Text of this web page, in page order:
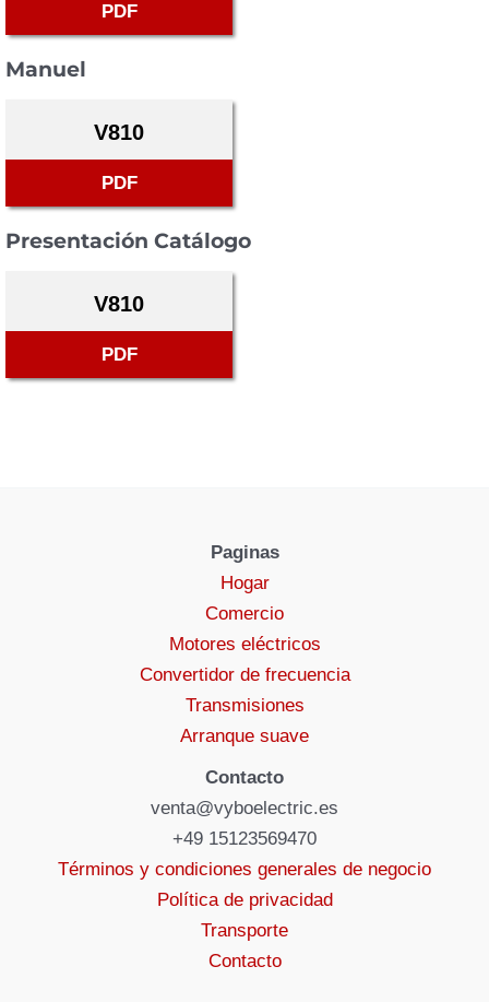
PDF
Manuel
V810
PDF
Presentación Catálogo
V810
PDF
Paginas
Hogar
Comercio
Motores eléctricos
Convertidor de frecuencia
Transmisiones
Arranque suave
Contacto
venta@vyboelectric.es
+49 15123569470
Términos y condiciones generales de negocio
Política de privacidad
Transporte
Contacto